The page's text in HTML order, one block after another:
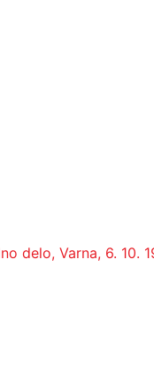
delo, Varna, 6. 10.